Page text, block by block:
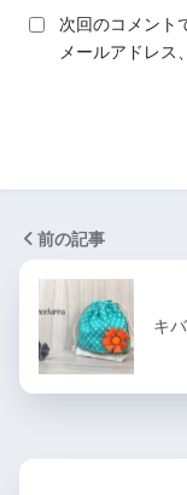
次回のコメント
メールアドレス
前の記事
キ